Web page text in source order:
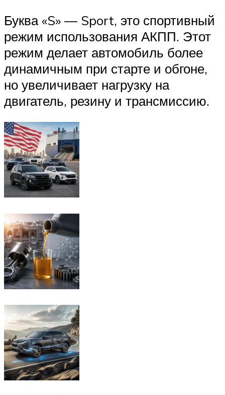
Буква «S» — Sport, это спортивный
режим использования АКПП. Этот
режим делает автомобиль более
динамичным при старте и обгоне,
но увеличивает нагрузку на
двигатель, резину и трансмиссию.